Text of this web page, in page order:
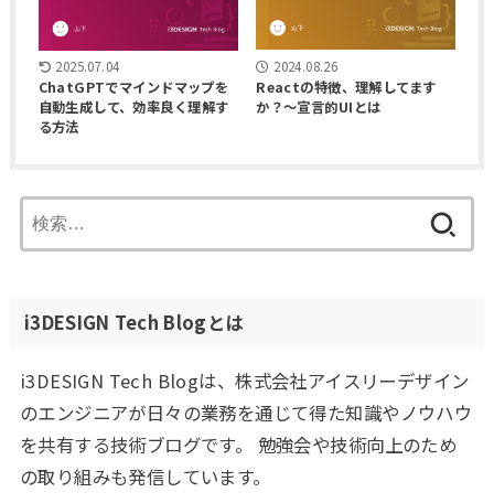
2025.07.04
ChatGPTでマインドマップを
自動生成して、効率良く理解す
る方法
2024.08.26
Reactの特徴、理解してます
か？～宣言的UIとは
索:
i3DESIGN Tech Blogとは
i3DESIGN Tech Blogは、株式会社アイスリーデザイン
のエンジニアが日々の業務を通じて得た知識やノウハウ
を共有する技術ブログです。 勉強会や技術向上のため
の取り組みも発信しています。